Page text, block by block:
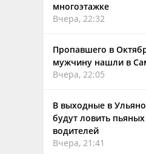
многоэтажке
Вчера, 22:32
Пропавшего в
мужчину нашли в
Вчера, 22:05
В выходные в
будут ловить пьяных
водителей
Вчера, 21:41